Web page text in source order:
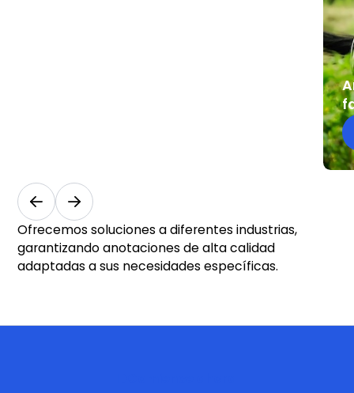
Agricultura
y medio
ambiente
Ofrecemos soluciones a diferentes industrias,
garantizando anotaciones de alta calidad
adaptadas a sus necesidades específicas.